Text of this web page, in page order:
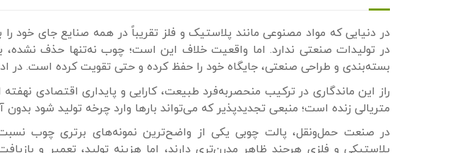
در دنیایی که مواد مصنوعی مانند پلاستیک و فلز تقریباً در همه صنایع جای خود
در تولیدات صنعتی ندارد. اما واقعیت خلاف این است؛ چوب نه‌تنها حذف نشده،
بسته‌بندی و طراحی صنعتی، جایگاه خود را حفظ کرده و حتی تقویت کرده است. در
راز این ماندگاری در ترکیب منحصربه‌فرد طبیعت، کارایی و پایداری اقتصادی
متریالی زنده است؛ منبعی تجدیدپذیر که می‌تواند بارها وارد چرخه تولید شود
در صنعت حمل‌ونقل، پالت چوبی یکی از واضح‌ترین نمونه‌های برتری چوب
پلاستیکی و فلزی هرچند ظاهر مدرن‌تری دارند، اما هزینه تولید، تعمیر و